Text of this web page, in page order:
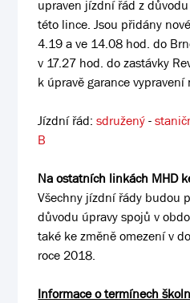
upraven jízdní řád z
této lince. Jsou přidány
4.19 a ve 14.08 hod. do
v 17.27 hod. do zastávky
k úpravě garance
Jízdní řád:sdružený-
B
Na ostatních linkách MHD
Všechny jízdní řády budou
důvodu úpravy spojů v
také ke změně omezení v
roce 2018.
Informace o termínech